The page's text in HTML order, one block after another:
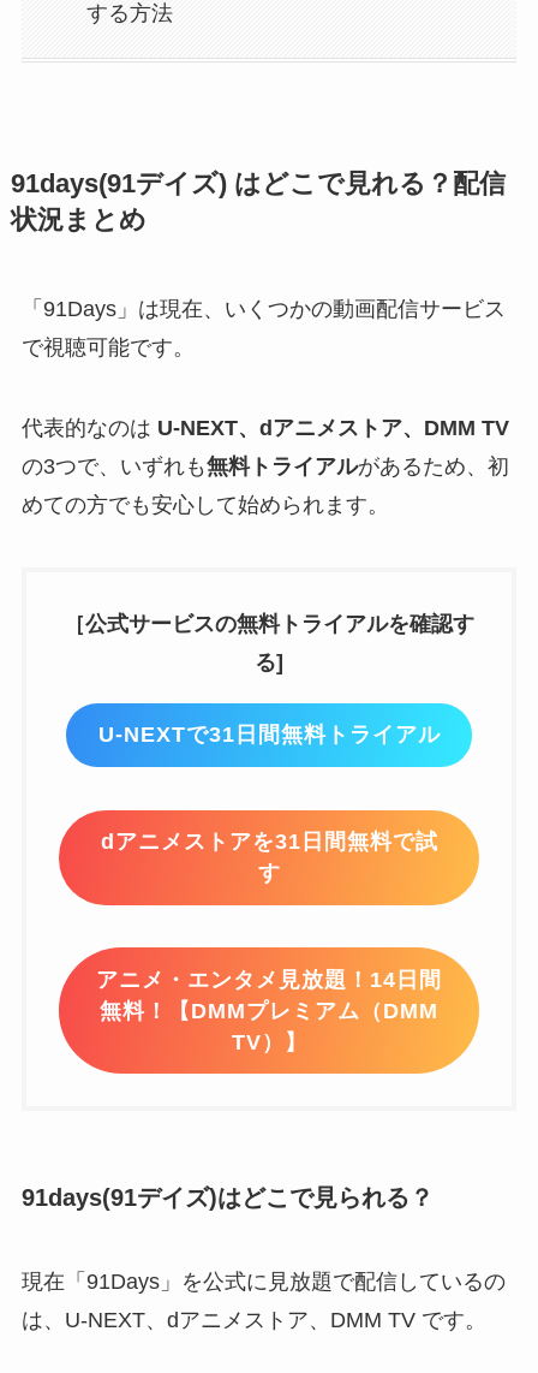
する方法
91days(91デイズ) はどこで見れる？配信
状況まとめ
「91Days」は現在、いくつかの動画配信サービス
で視聴可能です。
代表的なのは U-NEXT、dアニメストア、DMM TV
の3つで、いずれも無料トライアルがあるため、初
めての方でも安心して始められます。
［公式サービスの無料トライアルを確認す
る]
U-NEXTで31日間無料トライアル
dアニメストアを31日間無料で試
す
アニメ・エンタメ見放題！14日間
無料！【DMMプレミアム（DMM
TV）】
91days(91デイズ)はどこで見られる？
現在「91Days」を公式に見放題で配信しているの
は、U-NEXT、dアニメストア、DMM TV です。